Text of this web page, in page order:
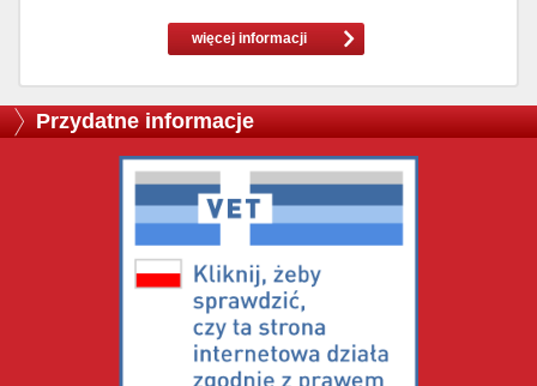
więcej informacji
Przydatne informacje